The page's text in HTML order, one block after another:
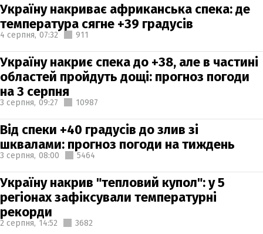
Україну накриває африканська спека: де
температура сягне +39 градусів
4 серпня, 07:32 911
Україну накриє спека до +38, але в частині
областей пройдуть дощі: прогноз погоди
на 3 серпня
3 серпня, 09:27 10987
Від спеки +40 градусів до злив зі
шквалами: прогноз погоди на тиждень
3 серпня, 08:00 5464
Україну накрив "тепловий купол": у 5
регіонах зафіксували температурні
рекорди
2 серпня, 14:52 3682